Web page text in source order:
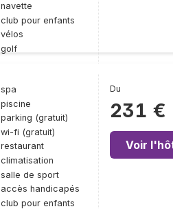
navette
club pour enfants
vélos
golf
spa
piscine
parking (gratuit)
wi-fi (gratuit)
restaurant
climatisation
salle de sport
accès handicapés
club pour enfants
Du
231 €
Voir